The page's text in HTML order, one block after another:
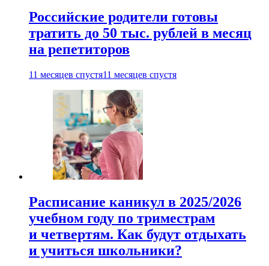
Российские родители готовы
тратить до 50 тыс. рублей в месяц
на репетиторов
11 месяцев спустя11 месяцев спустя
Расписание каникул в 2025/2026
учебном году по триместрам
и четвертям. Как будут отдыхать
и учиться школьники?